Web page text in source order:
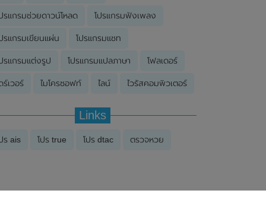
รแกรมช่วยดาวน์โหลด โปรแกรมฟังเพลง
รแกรมเขียนแผ่น โปรแกรมแชท
รแกรมแต่งรูป โปรแกรมแปลภาษา โฟลเดอร์
ร์เวอร์ ไมโครซอฟท์ ไลน์ ไวรัสคอมพิวเตอร์
Links
ร ais โปร true โปร dtac ตรวจหวย